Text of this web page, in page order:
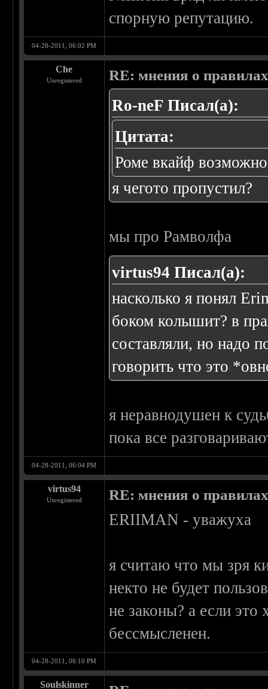
спорную репутацию.
04-28-2011, 06:02 PM
Che
Unregistered RE: мнения о
Ro-neF Писал(а):
Цитата:
Роме вкайф
я чегото пропустил?
мы про Рамволфа
virtus94 Писал(а):
насколько я понял
боком колышит? в
составляли, но надо
говорить что это
я неравнодушен к
пока все
04-28-2011, 06:04 PM
virtus94
Unregistered RE: мнения о
ERIIMAN - уважуха
я считаю что мы зря
некто не будет
не законы? а если
бессмысленен.
04-28-2011, 06:10 PM
Soulskinner